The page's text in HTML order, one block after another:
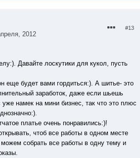
2012
#13
Давайте лоскутики для кукол, пусть
еще будет вами гордиться:). А шитье- это
заработок, даже если шьешь
намек на мини бизнес, так что это плюс
платье очень понравились:)!
чтоб все работы в одном месте
собрать все работы в одну тему и